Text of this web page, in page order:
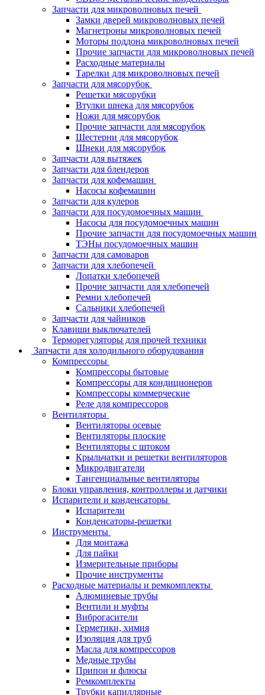
Запчасти для микроволновых печей
Замки дверей микроволновых печей
Магнетроны микроволновых печей
Моторы поддона микроволновых печей
Прочие запчасти для микроволновых печей
Расходные материалы
Тарелки для микроволновых печей
Запчасти для мясорубок
Решетки мясорубки
Втулки шнека для мясорубок
Ножи для мясорубок
Прочие запчасти для мясорубок
Шестерни для мясорубок
Шнеки для мясорубок
Запчасти для вытяжек
Запчасти для блендеров
Запчасти для кофемашин
Насосы кофемашин
Запчасти для кулеров
Запчасти для посудомоечных машин
Насосы для посудомоечных машин
Прочие запчасти для посудомоечных машин
ТЭНы посудомоечных машин
Запчасти для самоваров
Запчасти для хлебопечей
Лопатки хлебопечей
Прочие запчасти для хлебопечей
Ремни хлебопечей
Сальники хлебопечей
Запчасти для чайников
Клавиши выключателей
Терморегуляторы для прочей техники
Запчасти для холодильного оборудования
Компрессоры
Компрессоры бытовые
Компрессоры для кондиционеров
Компрессоры коммерческие
Реле для компрессоров
Вентиляторы
Вентиляторы осевые
Вентиляторы плоские
Вентиляторы с штоком
Крыльчатки и решетки вентиляторов
Микродвигатели
Тангенциальные вентиляторы
Блоки управления, контроллеры и датчики
Испарители и конденсаторы
Испарители
Конденсаторы-решетки
Инструменты
Для монтажа
Для пайки
Измерительные приборы
Прочие инструменты
Расходные материалы и ремкомплекты
Алюминевые трубы
Вентили и муфты
Виброгасители
Герметики, химия
Изоляция для труб
Масла для компрессоров
Медные трубы
Припои и флюсы
Ремкомплекты
Трубки капиллярные